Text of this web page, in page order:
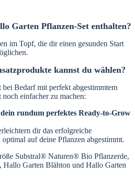
Garten Pflanzen-Set enthalten?
im Topf, die dir einen gesunden Start
kannst du wählen?
bei Bedarf mit perfekt abgestimmtem
noch einfacher zu machen:
rundum perfektes Ready-to-Grow
dir das erfolgreiche
auf deine Pflanzen abgestimmt.
Substral® Naturen® Bio Pflanzerde,
Hallo Garten Blähton und Hallo Garten